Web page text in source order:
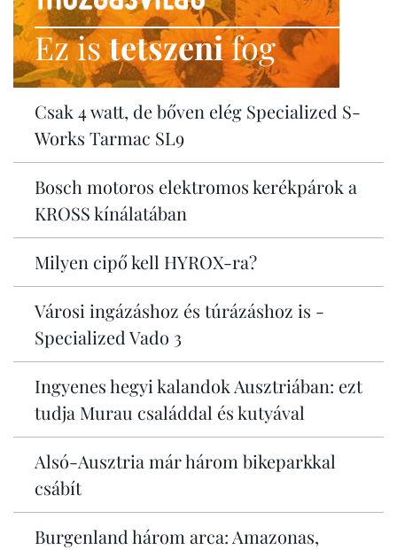
Ez istetszenifog
Csak 4 watt, de bőven elég Specialized S-
Works Tarmac SL9
Bosch motoros elektromos kerékpárok a
KROSS kínálatában
Milyen cipő kell HYROX-ra?
Városi ingázáshoz és túrázáshoz is -
Specialized Vado 3
Ingyenes hegyi kalandok Ausztriában: ezt
tudja Murau családdal és kutyával
Alsó-Ausztria már három bikeparkkal
csábít
Burgenland három arca: Amazonas,